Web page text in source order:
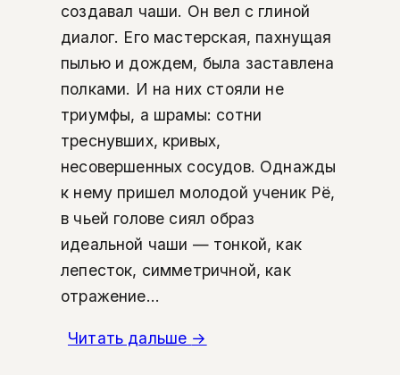
создавал чаши. Он вел с глиной
диалог. Его мастерская, пахнущая
пылью и дождем, была заставлена
полками. И на них стояли не
триумфы, а шрамы: сотни
треснувших, кривых,
несовершенных сосудов. Однажды
к нему пришел молодой ученик Рё,
в чьей голове сиял образ
идеальной чаши — тонкой, как
лепесток, симметричной, как
отражение...
Читать дальше →